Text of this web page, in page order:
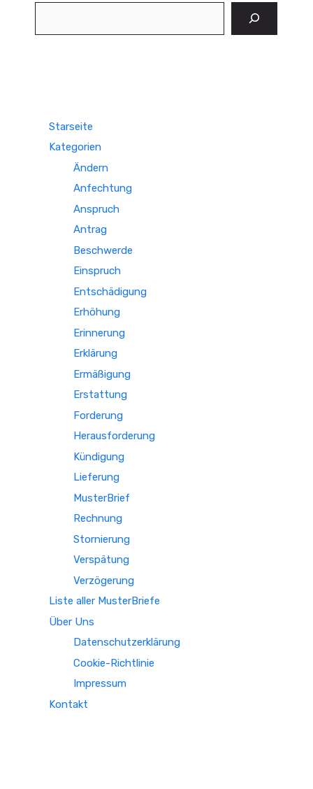
Starseite
Kategorien
Ändern
Anfechtung
Anspruch
Antrag
Beschwerde
Einspruch
Entschädigung
Erhöhung
Erinnerung
Erklärung
Ermäßigung
Erstattung
Forderung
Herausforderung
Kündigung
Lieferung
MusterBrief
Rechnung
Stornierung
Verspätung
Verzögerung
Liste aller MusterBriefe
Über Uns
Datenschutzerklärung
Cookie-Richtlinie
Impressum
Kontakt